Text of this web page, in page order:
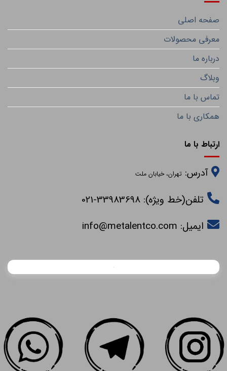
صفحه اصلی
معرفی محصولات
درباره ما
وبلاگ
تماس با ما
همکاری با ما
ارتباط با ما
آدرس:تهران، خیابان ملت
تلفن(خط ویژه): 33983698-021
ایمیل:info@metalentco.com